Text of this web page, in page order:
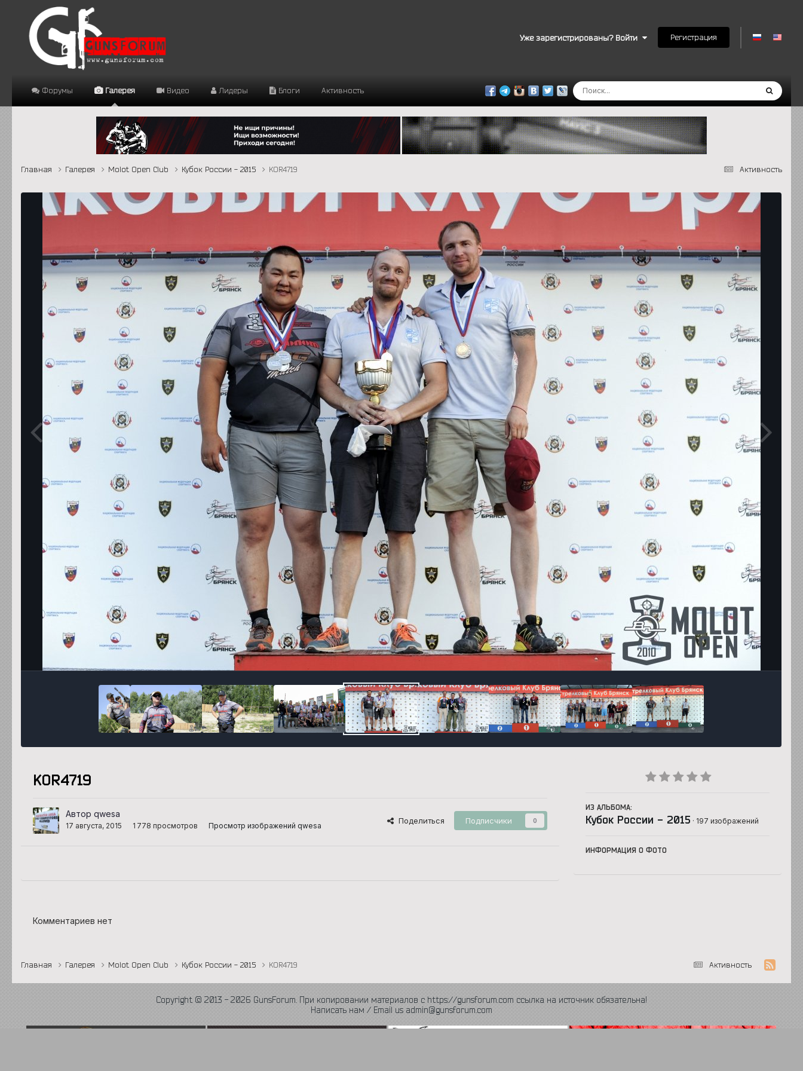
Уже зарегистрированы? Войти Регистрация
Форумы Галерея Видео Лидеры Блоги Активность
Активность
Главная Галерея Molot Open Club Кубок России - 2015 KOR4719
Инструменты
KOR4719
Автор qwesa
17 августа, 2015 1 778 просмотров Просмотр изображений qwesa
Поделиться Подписчики 0
ИЗ АЛЬБОМА:
Кубок России - 2015 · 197 изображений
ИНФОРМАЦИЯ О ФОТО
Комментариев нет
Активность
Главная Галерея Molot Open Club Кубок России - 2015 KOR4719
Copyright © 2013 - 2026 GunsForum. При копировании материалов с https://gunsforum.com ссылка на источник обязательна!
Написать нам / Email us admin@gunsforum.com